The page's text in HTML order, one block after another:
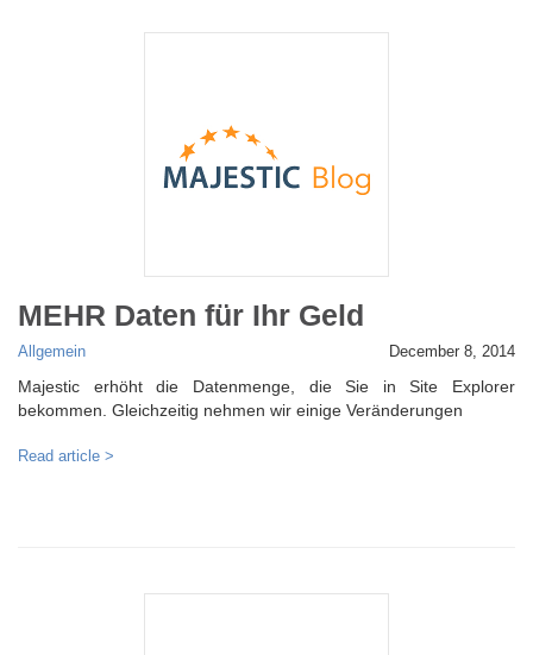
MEHR Daten für Ihr Geld
Allgemein December 8, 2014
Majestic erhöht die Datenmenge, die Sie in Site Explorer
bekommen. Gleichzeitig nehmen wir einige Veränderungen
Read article >